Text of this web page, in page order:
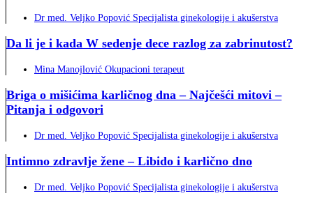
Dr med. Veljko Popović Specijalista ginekologije i akušerstva
Da li je i kada W sedenje dece razlog za zabrinutost?
Mina Manojlović Okupacioni terapeut
Briga o mišićima karličnog dna – Najčešći mitovi –
Pitanja i odgovori
Dr med. Veljko Popović Specijalista ginekologije i akušerstva
Intimno zdravlje žene – Libido i karlično dno
Dr med. Veljko Popović Specijalista ginekologije i akušerstva